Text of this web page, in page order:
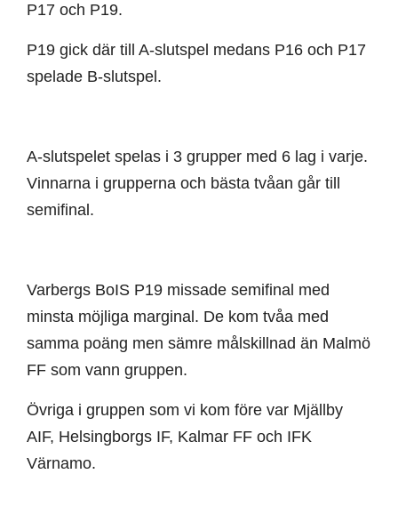
P17 och P19.
P19 gick där till A-slutspel medans P16 och P17
spelade B-slutspel.
A-slutspelet spelas i 3 grupper med 6 lag i varje.
Vinnarna i grupperna och bästa tvåan går till
semifinal.
Varbergs BoIS P19 missade semifinal med
minsta möjliga marginal. De kom tvåa med
samma poäng men sämre målskillnad än Malmö
FF som vann gruppen.
Övriga i gruppen som vi kom före var Mjällby
AIF, Helsingborgs IF, Kalmar FF och IFK
Värnamo.